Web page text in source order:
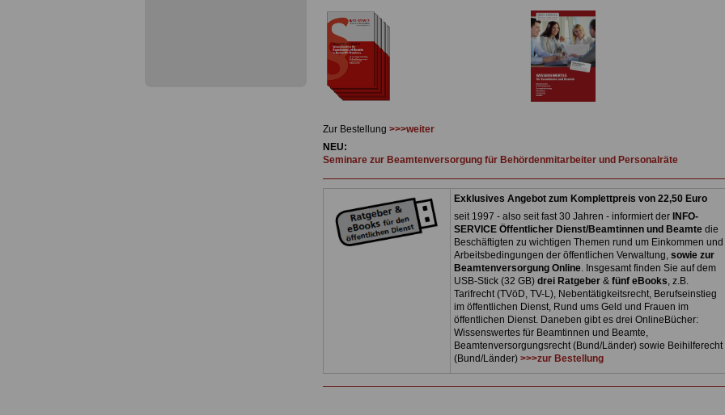
Zur Bestellung >>>weiter
NEU:
Seminare zur Beamtenversorgung für Behördenmitarbeiter und Personalräte
Exklusives Angebot zum Komplettpreis von 22,50 Euro
seit 1997 - also seit fast 30 Jahren - informiert der INFO-
SERVICE Öffentlicher Dienst/Beamtinnen und Beamtedie
Beschäftigten zu wichtigen Themen rund um Einkommen und
Arbeitsbedingungen der öffentlichen Verwaltung,sowie zur
Beamtenversorgung Online. Insgesamt finden Sie auf dem
USB-Stick (32 GB) drei Ratgeber& fünf eBooks, z.B.
Tarifrecht (TVöD, TV-L), Nebentätigkeitsrecht, Berufseinstieg
im öffentlichen Dienst, Rund ums Geld und Frauen im
öffentlichen Dienst. Daneben gibt es drei OnlineBücher:
Wissenswertes für Beamtinnen und Beamte,
Beamtenversorgungsrecht (Bund/Länder) sowie Beihilferecht
(Bund/Länder) >>>zur Bestellung